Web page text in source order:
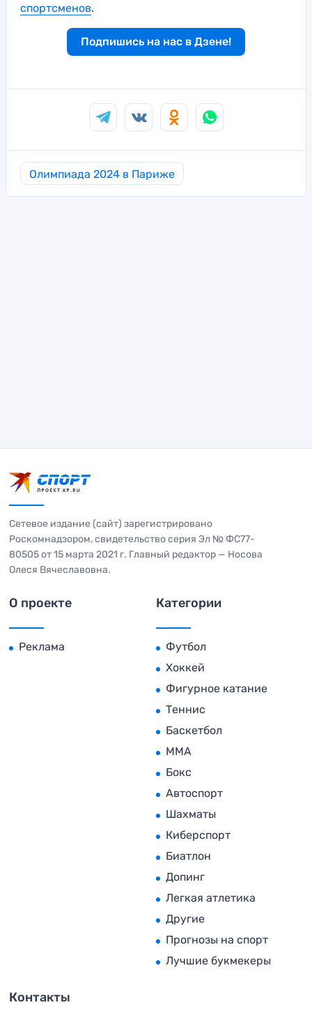
спортсменов.
Подпишись на нас в Дзене!
Олимпиада 2024 в Париже
Сетевое издание (сайт) зарегистрировано
Роскомнадзором, свидетельство серия Эл № ФС77-
80505 от 15 марта 2021 г. Главный редактор — Носова
Олеся Вячеславовна.
О проекте
Реклама
Категории
Футбол
Хоккей
Фигурное катание
Теннис
Баскетбол
MMA
Бокс
Автоспорт
Шахматы
Киберспорт
Биатлон
Допинг
Легкая атлетика
Другие
Прогнозы на спорт
Лучшие букмекеры
Контакты